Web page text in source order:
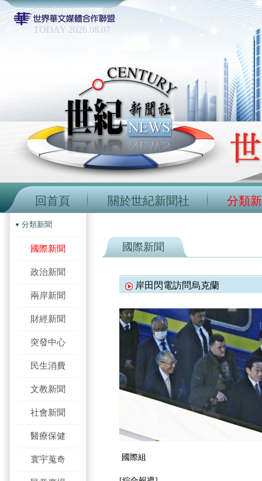
TODAY 2026.08.07
回首頁 關於世紀新聞社 分類
分類新聞
國際新聞
政治新聞
兩岸新聞
財經新聞
突發中心
民生消費
文教新聞
社會新聞
醫療保健
寰宇蒐奇
國際新聞
岸田閃電訪問烏克蘭
國際組